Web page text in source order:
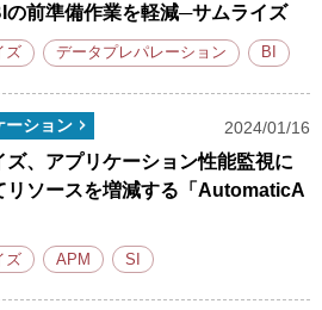
の前準備作業を軽減─サムライズ
ズ データプレパレーション BI
ーション 2024/01/16
ズ、アプリケーション性能監視に
リソースを増減する「AutomaticA
ズ APM SI